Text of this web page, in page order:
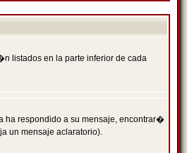
listados en la parte inferior de cada
ha respondido a su mensaje, encontrar�
un mensaje aclaratorio).